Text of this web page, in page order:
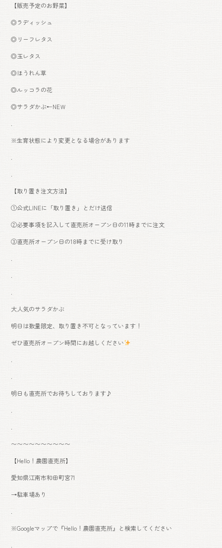
【販売予定のお野菜】
◎ラディッシュ
◎リーフレタス
◎玉レタス
◎ほうれん草
◎ルッコラの花
◎サラダかぶ←NEＷ
.
※生育状態により変更となる場合があります
【取り置き注文方法】
①公式LINEに「取り置き」とだけ送信
②必要事項を記入して直売所オープン日の11時までに注文
③直売所オープン日の18時までに受け取り
大人気のサラダかぶ
明日は数量限定、取り置き不可となっています！
ぜひ直売所オープン時間にお越しください
明日も直売所でお待ちしております♪
〜〜〜〜〜〜〜〜〜〜
【Hello！農園直売所】
愛知県江南市和田町宮71
→駐車場あり
※Googleマップで『Hello！農園直売所』と検索してください